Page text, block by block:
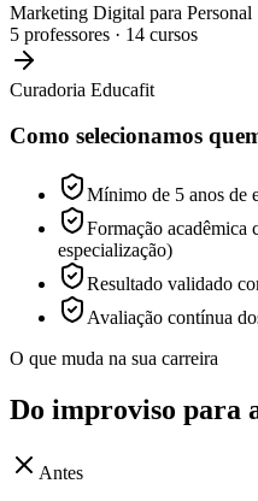
Marketing Digital para Personal
5 professores · 14 cursos
Curadoria Educafit
Como selecionamos
Mínimo de 5 anos de
Formação acadêmica
especialização)
Resultado validado
Avaliação contínua
O que muda na sua carreira
Do improviso para
Antes